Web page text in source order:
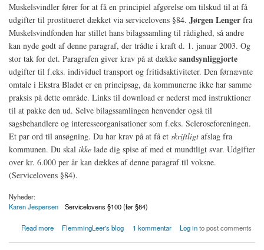
Muskelsvindler fører for at få en principiel afgørelse om tilskud til at få
udgifter til prostitueret dækket via servicelovens §84. Jørgen Lenger fra
Muskelsvindfonden har stillet hans bilagssamling til rådighed, så andre
kan nyde godt af denne paragraf, der trådte i kraft d. 1. januar 2003. Og
stor tak for det. Paragrafen giver krav på at dække sandsynliggjorte
udgifter til f.eks. individuel transport og fritidsaktiviteter. Den førnævnte
omtale i Ekstra Bladet er en principsag, da kommunerne ikke har samme
praksis på dette område. Links til download er nederst med instruktioner
til at pakke den ud. Selve bilagssamlingen henvender også til
sagsbehandlere og interesseorganisationer som f.eks. Scleroseforeningen.
Et par ord til ansøgning. Du har krav på at få et skriftligt afslag fra
kommunen. Du skal ikke lade dig spise af med et mundtligt svar. Udgifter
over kr. 6.000 per år kan dækkes af denne paragraf til voksne.
(Servicelovens §84).
Nyheder:
Karen Jespersen
Servicelovens §100 (før §84)
Read more
about Serviceloven Merudgifter bilagssamling
FlemmingLeer's blog 1 kommentar Log into post comments